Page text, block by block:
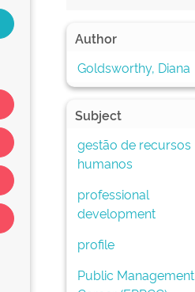
Author
Goldsworthy, Diana
Subject
gestão de recursos
humanos
professional
development
profile
Public Management